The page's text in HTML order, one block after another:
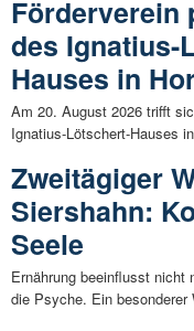
Förderverein
des Ignatius-
Hauses in
Am 20. August 2026 trifft
Ignatius-Lötschert-Hauses
Zweitägiger
Siershahn:
Seele
Ernährung beeinflusst nicht
die Psyche. Ein